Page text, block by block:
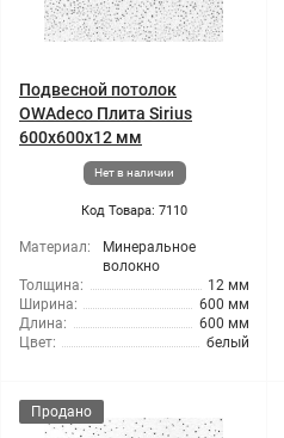
Подвесной потолок
OWAdeco Плита Sirius
600x600x12 мм
Нет в наличии
Код Товара: 7110
Материал:
Минеральное
волокно
Толщина:
12 мм
Ширина:
600 мм
Длина:
600 мм
Цвет:
белый
Продано